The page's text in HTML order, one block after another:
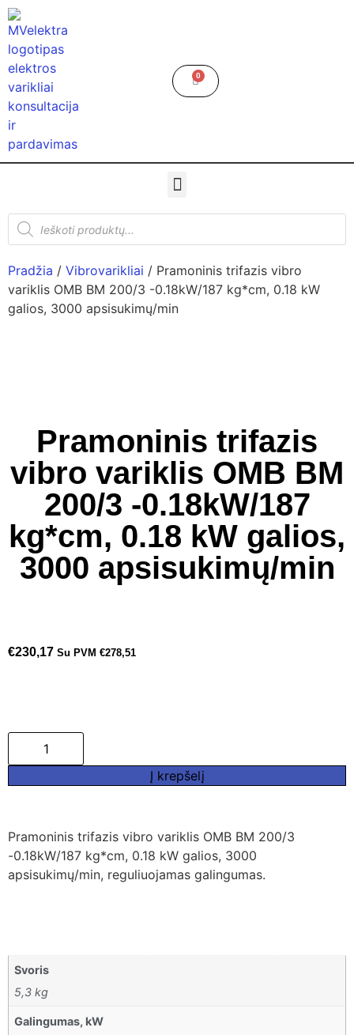
0
Pradžia / Vibrovarikliai / Pramoninis trifazis vibro
variklis OMB BM 200/3 -0.18kW/187 kg*cm, 0.18 kW
galios, 3000 apsisukimų/min
Pramoninis trifazis
vibro variklis OMB BM
200/3 -0.18kW/187
kg*cm, 0.18 kW galios,
3000 apsisukimų/min
€230,17 Su PVM €278,51
Į krepšelį
Pramoninis trifazis vibro variklis OMB BM 200/3
-0.18kW/187 kg*cm, 0.18 kW galios, 3000
apsisukimų/min, reguliuojamas galingumas.
Svoris
5,3 kg
Galingumas, kW